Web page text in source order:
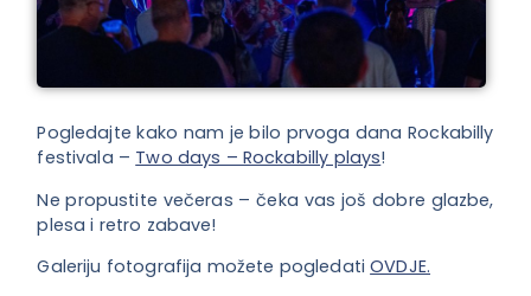
Pogledajte kako nam je bilo prvoga dana Rockabilly
festivala – Two days – Rockabilly plays!
Ne propustite večeras – čeka vas još dobre glazbe,
plesa i retro zabave!
Galeriju fotografija možete pogledatiOVDJE.